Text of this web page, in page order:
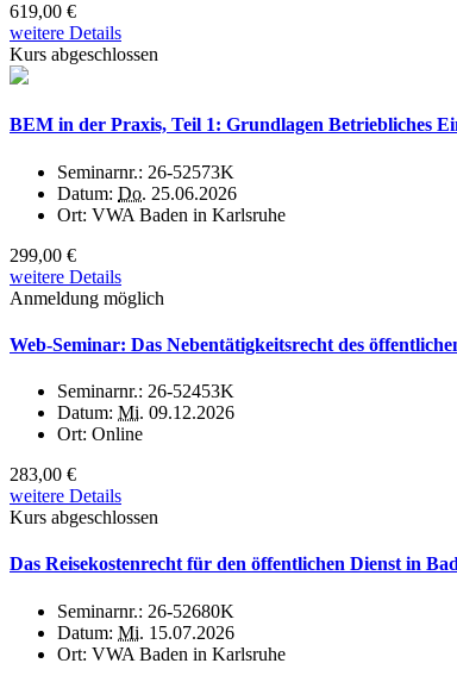
619,00 €
weitere Details
Kurs abgeschlossen
BEM in der Praxis, Teil 1: Grundlagen Betriebliches
Seminarnr.: 26-52573K
Datum: Do. 25.06.2026
Ort: VWA Baden in Karlsruhe
299,00 €
weitere Details
Anmeldung möglich
Web-Seminar: Das Nebentätigkeitsrecht des
Seminarnr.: 26-52453K
Datum: Mi. 09.12.2026
Ort: Online
283,00 €
weitere Details
Kurs abgeschlossen
Das Reisekostenrecht für den öffentlichen Dienst in
Seminarnr.: 26-52680K
Datum: Mi. 15.07.2026
Ort: VWA Baden in Karlsruhe